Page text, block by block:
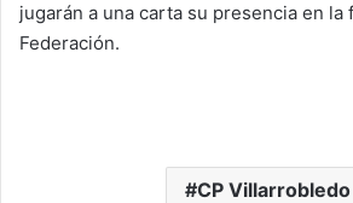
jugarán a una carta su presencia en la
Federación.
CP Villarrobledo